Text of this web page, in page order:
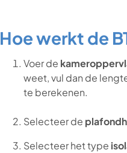
Hoe werkt de
Voer de
weet, vul dan de
te berekenen.
Selecteer de
Selecteer het type